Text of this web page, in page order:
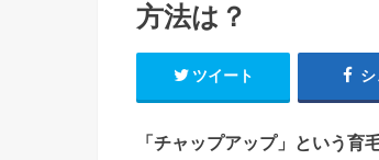
方法は？
ツイート
「チャップアップ」という育